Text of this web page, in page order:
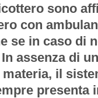
sono
con
se in caso di
assenza di
il
presenta